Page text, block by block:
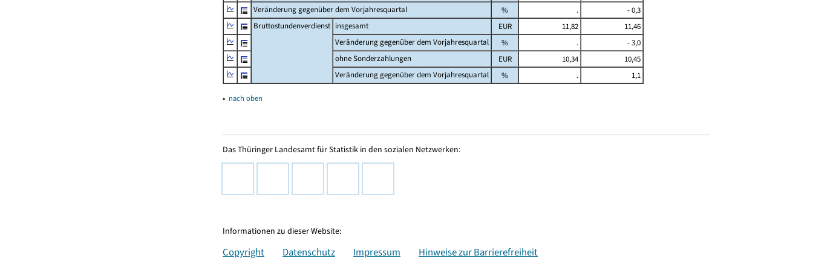
Veränderung gegenüber dem Vorjahresquartal
% .
- 0,3
Bruttostundenverdienst insgesamt EUR 11,82
11,46
Veränderung gegenüber dem Vorjahresquartal
% .
- 3,0
ohne Sonderzahlungen
EUR 10,34
10,45
Veränderung gegenüber dem Vorjahresquartal
% . 1,1
▴ nach oben
Das Thüringer Landesamt für Statistik in den sozialen Netzwerken:
Informationen zu dieser Website:
Copyright Datenschutz Impressum Hinweise zur Barrierefreiheit